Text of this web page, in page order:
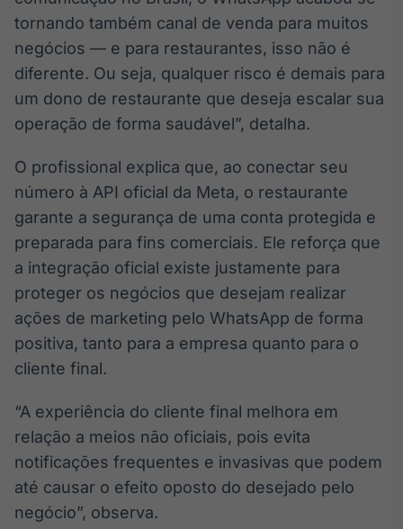
Broadcast
Curadoria
Curadoria de
conteúdos
noticiosos
Soluções de
Tecnologia
Broadcast
Radar
inteligente de
notícias e
Broadcast
Fundos
A melhor
no Brasil
IA
Em breve
tornando também canal de venda para muitos
negócios — e para restaurantes, isso não é
diferente. Ou seja, qualquer risco é demais para
um dono de restaurante que deseja escalar sua
operação de forma saudável”, detalha.
O profissional explica que, ao conectar seu
número à API oficial da Meta, o restaurante
garante a segurança de uma conta protegida e
preparada para fins comerciais. Ele reforça que
a integração oficial existe justamente para
proteger os negócios que desejam realizar
ações de marketing pelo WhatsApp de forma
positiva, tanto para a empresa quanto para o
cliente final.
“A experiência do cliente final melhora em
relação a meios não oficiais, pois evita
notificações frequentes e invasivas que podem
até causar o efeito oposto do desejado pelo
negócio”, observa.